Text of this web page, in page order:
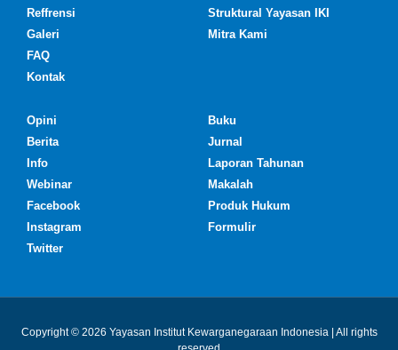
Reffrensi
Galeri
FAQ
Kontak
Struktural Yayasan IKI
Mitra Kami
Opini
Berita
Info
Webinar
Facebook
Instagram
Twitter
Buku
Jurnal
Laporan Tahunan
Makalah
Produk Hukum
Formulir
Copyright © 2026 Yayasan Institut Kewarganegaraan Indonesia | All rights